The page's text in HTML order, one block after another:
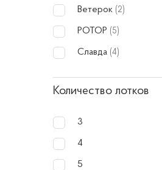
Ветерок (2)
РОТОР (5)
Славда (4)
Количество лотков
3
4
5